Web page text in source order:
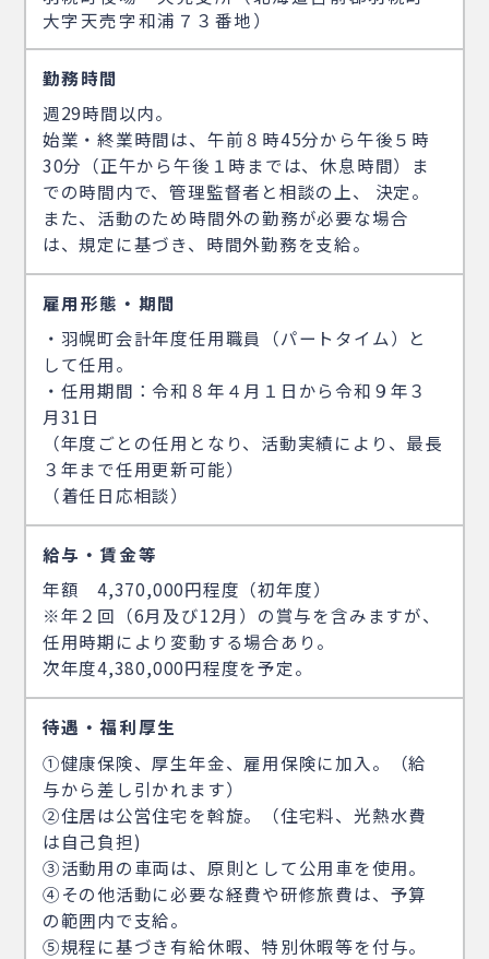
大字天売字和浦７３番地）
勤務時間
週29時間以内。
始業・終業時間は、午前８時45分から午後５時
30分（正午から午後１時までは、休息時間）ま
での時間内で、管理監督者と相談の上、 決定。
また、活動のため時間外の勤務が必要な場合
は、規定に基づき、時間外勤務を支給。
雇用形態・期間
・羽幌町会計年度任用職員（パートタイム）と
して任用。
・任用期間：令和８年４月１日から令和９年３
月31日
（年度ごとの任用となり、活動実績により、最長
３年まで任用更新可能）
（着任日応相談）
給与・賃金等
年額 4,370,000円程度（初年度）
※年２回（6月及び12月）の賞与を含みますが、
任用時期により変動する場合あり。
次年度4,380,000円程度を予定。
待遇・福利厚生
①健康保険、厚生年金、雇用保険に加入。（給
与から差し引かれます）
②住居は公営住宅を斡旋。（住宅料、光熱水費
は自己負担)
③活動用の車両は、原則として公用車を使用。
④その他活動に必要な経費や研修旅費は、予算
の範囲内で支給。
⑤規程に基づき有給休暇、特別休暇等を付与。